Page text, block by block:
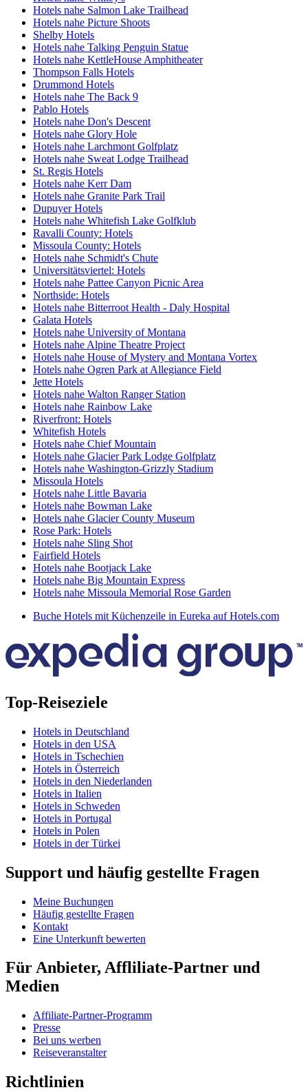
Hotels nahe Salmon Lake Trailhead
Hotels nahe Picture Shoots
Shelby Hotels
Hotels nahe Talking Penguin Statue
Hotels nahe KettleHouse Amphitheater
Thompson Falls Hotels
Drummond Hotels
Hotels nahe The Back 9
Pablo Hotels
Hotels nahe Don's Descent
Hotels nahe Glory Hole
Hotels nahe Larchmont Golfplatz
Hotels nahe Sweat Lodge Trailhead
St. Regis Hotels
Hotels nahe Kerr Dam
Hotels nahe Granite Park Trail
Dupuyer Hotels
Hotels nahe Whitefish Lake Golfklub
Ravalli County: Hotels
Missoula County: Hotels
Hotels nahe Schmidt's Chute
Universitätsviertel: Hotels
Hotels nahe Pattee Canyon Picnic Area
Northside: Hotels
Hotels nahe Bitterroot Health - Daly Hospital
Galata Hotels
Hotels nahe University of Montana
Hotels nahe Alpine Theatre Project
Hotels nahe House of Mystery and Montana Vortex
Hotels nahe Ogren Park at Allegiance Field
Jette Hotels
Hotels nahe Walton Ranger Station
Hotels nahe Rainbow Lake
Riverfront: Hotels
Whitefish Hotels
Hotels nahe Chief Mountain
Hotels nahe Glacier Park Lodge Golfplatz
Hotels nahe Washington-Grizzly Stadium
Missoula Hotels
Hotels nahe Little Bavaria
Hotels nahe Bowman Lake
Hotels nahe Glacier County Museum
Rose Park: Hotels
Hotels nahe Sling Shot
Fairfield Hotels
Hotels nahe Bootjack Lake
Hotels nahe Big Mountain Express
Hotels nahe Missoula Memorial Rose Garden
Buche Hotels mit Küchenzeile in Eureka auf Hotels.com
Top-Reiseziele
Hotels in Deutschland
Hotels in den USA
Hotels in Tschechien
Hotels in Österreich
Hotels in den Niederlanden
Hotels in Italien
Hotels in Schweden
Hotels in Portugal
Hotels in Polen
Hotels in der Türkei
Support und häufig gestellte Fragen
Meine Buchungen
Häufig gestellte Fragen
Kontakt
Eine Unterkunft bewerten
Für Anbieter, Affliliate-Partner und
Medien
Affiliate-Partner-Programm
Presse
Bei uns werben
Reiseveranstalter
Richtlinien